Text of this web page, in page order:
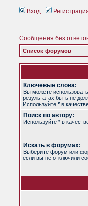
Вход
Сообщения без
Список форумов
Ключевые слова:
Вы можете использовать
результатах быть не
Используйте *в
Поиск по автору:
Используйте * в
Искать в форумах:
Выберите форум или
если вы не отключили